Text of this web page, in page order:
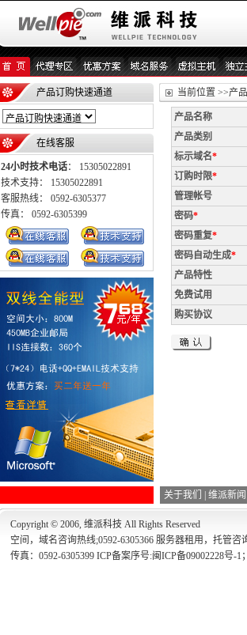
产品订购快速通道
在线客服
24小时技术电话： 15305022891
技术支持： 15305022891
客服热线： 0592-6305377
传真： 0592-6305399
当前位置 >>产
产品名称
产品类别
标示域名*
订购时限*
管理帐号
密码*
密码重复*
密码自动生成*
产品特性
免费试用
购买协议
关于我们 |维派新闻
Copyright © 2006, 维派科技 All Rights Reserved
空间，域名咨询热线;0592-6305366 服务器租用，托管咨
传真：0592-6305399 ICP备案序号:闽ICP备09002228号-1